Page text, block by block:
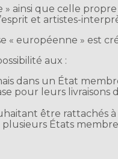
» ainsi que celle
et artistes-
« européenne » est
aux :
dans un État
pour leurs livraisons
être rattachés
États